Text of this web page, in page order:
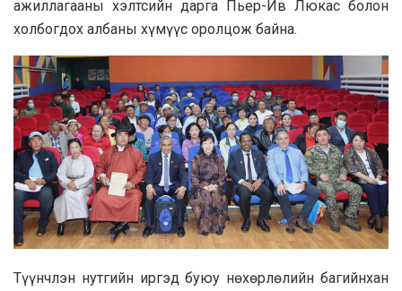
ажиллагааны хэлтсийн дарга Пьер-Ив Люкас болон
холбогдох албаны хүмүүс оролцож байна.
Түүнчлэн нутгийн иргэд буюу нөхөрлөлийн багийнхан